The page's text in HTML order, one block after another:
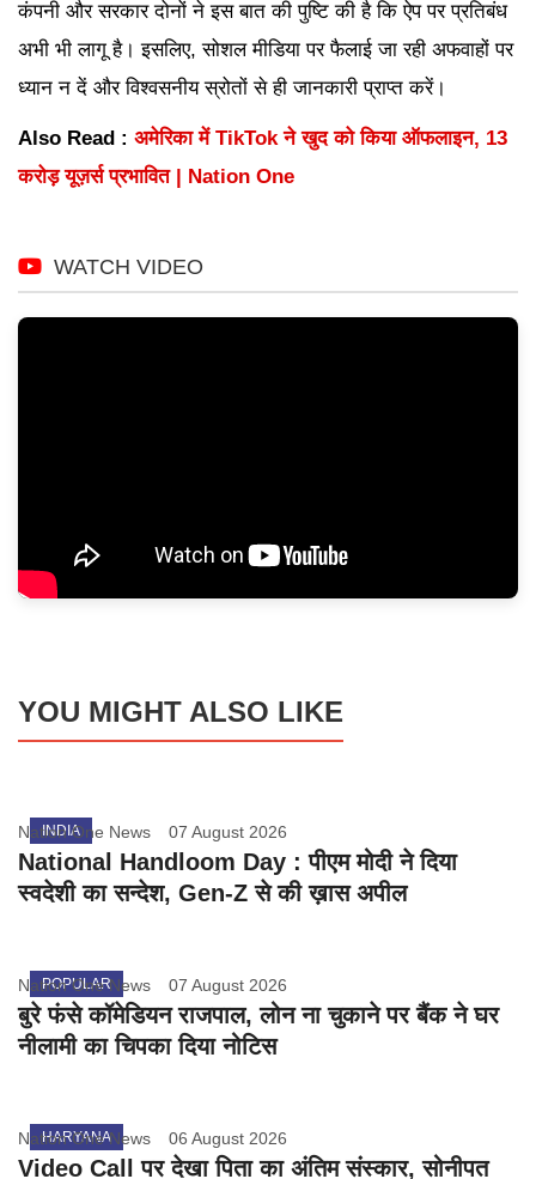
कंपनी और सरकार दोनों ने इस बात की पुष्टि की है कि ऐप पर प्रतिबंध
अभी भी लागू है। इसलिए, सोशल मीडिया पर फैलाई जा रही अफवाहों पर
ध्यान न दें और विश्वसनीय स्रोतों से ही जानकारी प्राप्त करें।
Also Read : अमेरिका में TikTok ने खुद को किया ऑफलाइन, 13
करोड़ यूज़र्स प्रभावित | Nation One
WATCH VIDEO
YOU MIGHT ALSO LIKE
INDIA
Nation One News 07 August 2026
National Handloom Day : पीएम मोदी ने दिया
स्वदेशी का सन्देश, Gen-Z से की ख़ास अपील
POPULAR
Nation One News 07 August 2026
बुरे फंसे कॉमेडियन राजपाल, लोन ना चुकाने पर बैंक ने घर
नीलामी का चिपका दिया नोटिस
HARYANA
Nation One News 06 August 2026
Video Call पर देखा पिता का अंतिम संस्कार, सोनीपत